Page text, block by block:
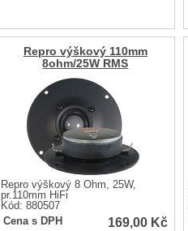
Repro výškový 110mm
8ohm/25W RMS
Repro výškový 8 Ohm, 25W,
pr.110mm HiFi
Kód: 880507
Cena s DPH
169,00 Kč